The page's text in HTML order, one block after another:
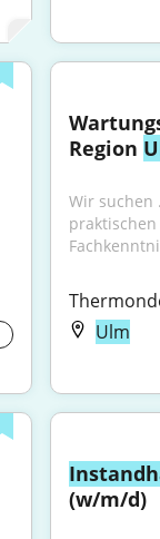
Region
Wir suchen
Ulm
(w/m/d)